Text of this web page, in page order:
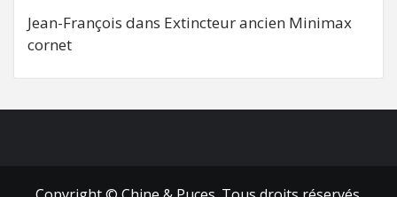
Jean-François dans Extincteur ancien Minimax
cornet